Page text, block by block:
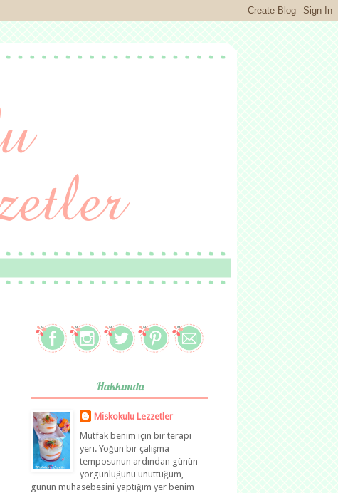
Hakkımda
Miskokulu Lezzetler
Mutfak benim için bir terapi
yeri. Yoğun bir çalışma
temposunun ardından günün
yorgunluğunu unuttuğum,
günün muhasebesini yaptığım yer benim